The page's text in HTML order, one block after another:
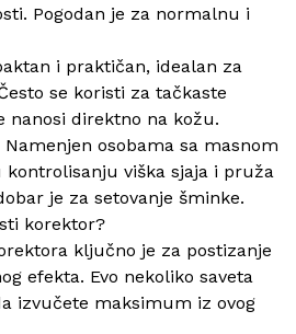
Pogodan je za normalnu i
i praktičan, idealan za
se koristi za tačkaste
nanosi direktno na kožu.
Namenjen osobama sa masnom
kontrolisanju viška sjaja i pruža
je za setovanje šminke.
korektor?
ključno je za postizanje
efekta. Evo nekoliko saveta
izvučete maksimum iz ovog